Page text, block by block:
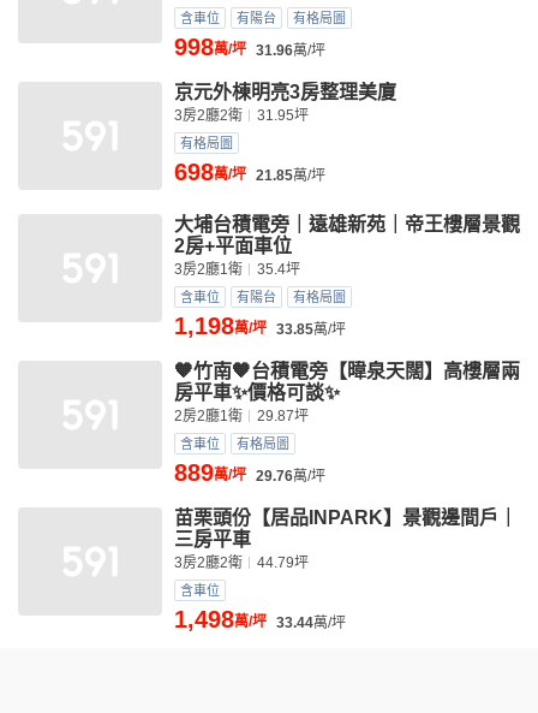
含車位 有陽台 有格局圖
998萬/坪 31.96萬/坪
京元外棟明亮3房整理美廈
3房2廳2衛 31.95坪
有格局圖
698萬/坪 21.85萬/坪
大埔台積電旁｜遠雄新苑｜帝王樓層景觀
2房+平面車位
3房2廳1衛 35.4坪
含車位 有陽台 有格局圖
1,198萬/坪 33.85萬/坪
🧡竹南🧡台積電旁【暐泉天闊】高樓層兩
房平車✨價格可談✨
2房2廳1衛 29.87坪
含車位 有格局圖
889萬/坪 29.76萬/坪
苗栗頭份【居品INPARK】景觀邊間戶｜
三房平車
3房2廳2衛 44.79坪
含車位
1,498萬/坪 33.44萬/坪